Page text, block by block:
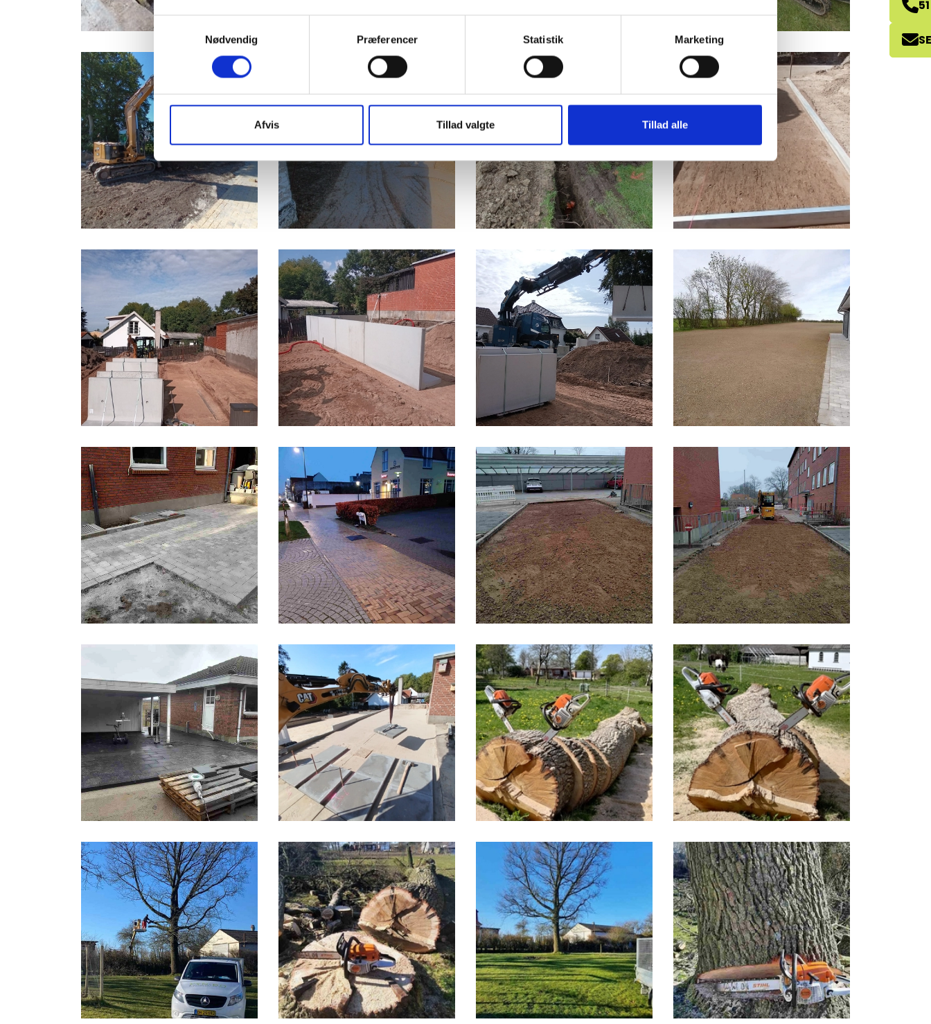
Nødvendig
Præferencer Statistik Marketing
Afvis Tillad valgte Tillad alle